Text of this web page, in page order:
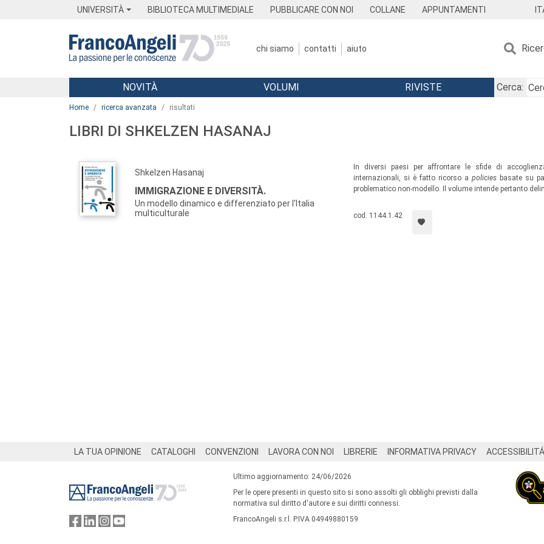
UNIVERSITÀ BIBLIOTECA MULTIMEDIALE PUBBLICARE CON NOI COLLANE APPUNTAMENTI
chi siamo contatti aiuto
Menu
NOVITÀ VOLUMI RIVISTE
Cerca:
Home ricerca avanzata risultati
LIBRI DI SHKELZEN HASANAJ
Shkelzen Hasanaj
IMMIGRAZIONE E DIVERSITÀ.
Un modello dinamico e differenziato per l'Italia
multiculturale
In diversi paesi per affrontare le sfide di
internazionali, si è fatto ricorso a policiesbasate su
problematico non-modello. Il volume intende pertanto
comuni cittadini interessati alle tematiche
cod. 1144.1.42
LA TUA OPINIONE CATALOGHI CONVENZIONI LAVORA CON NOI LIBRERIE INFORMATIVA PRIVACY ACCESSIBILITÁ
Ultimo aggiornamento: 24/06/2026
Per le opere presenti in questo sito si sono assolti gli obblighi previsti dalla
normativa sul diritto d'autore e sui diritti connessi.
FrancoAngeli s.r.l. P.IVA 04949880159